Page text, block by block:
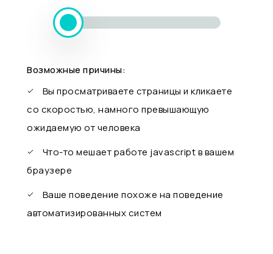
Возможные причины:
Вы просматриваете страницы и кликаете
со скоростью, намного превышающую
ожидаемую от человека
Что-то мешает работе javascript в вашем
браузере
Ваше поведение похоже на поведение
автоматизированных систем